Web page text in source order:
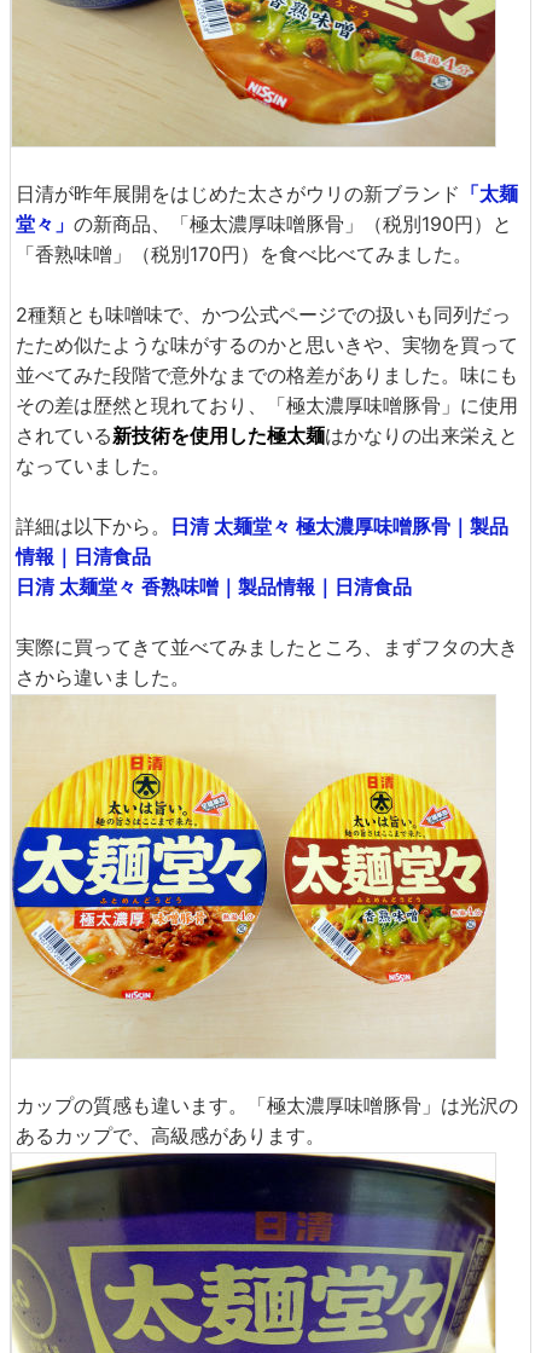
日清が昨年展開をはじめた太さがウリの新ブランド 「太麺
堂々」 の新商品、「極太濃厚味噌豚骨」（税別190円）と
「香熟味噌」（税別170円）を食べ比べてみました。
2種類とも味噌味で、かつ公式ページでの扱いも同列だっ
たため似たような味がするのかと思いきや、実物を買って
並べてみた段階で意外なまでの格差がありました。味にも
その差は歴然と現れており、「極太濃厚味噌豚骨」に使用
されている新技術を使用した極太麺はかなりの出来栄えと
なっていました。
詳細は以下から。
日清 太麺堂々 極太濃厚味噌豚骨｜製品
情報｜日清食品
日清 太麺堂々 香熟味噌｜製品情報｜日清食品
実際に買ってきて並べてみましたところ、まずフタの大き
さから違いました。
カップの質感も違います。「極太濃厚味噌豚骨」は光沢の
あるカップで、高級感があります。